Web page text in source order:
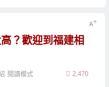
？歡迎到福建相
2,470
閱讀模式